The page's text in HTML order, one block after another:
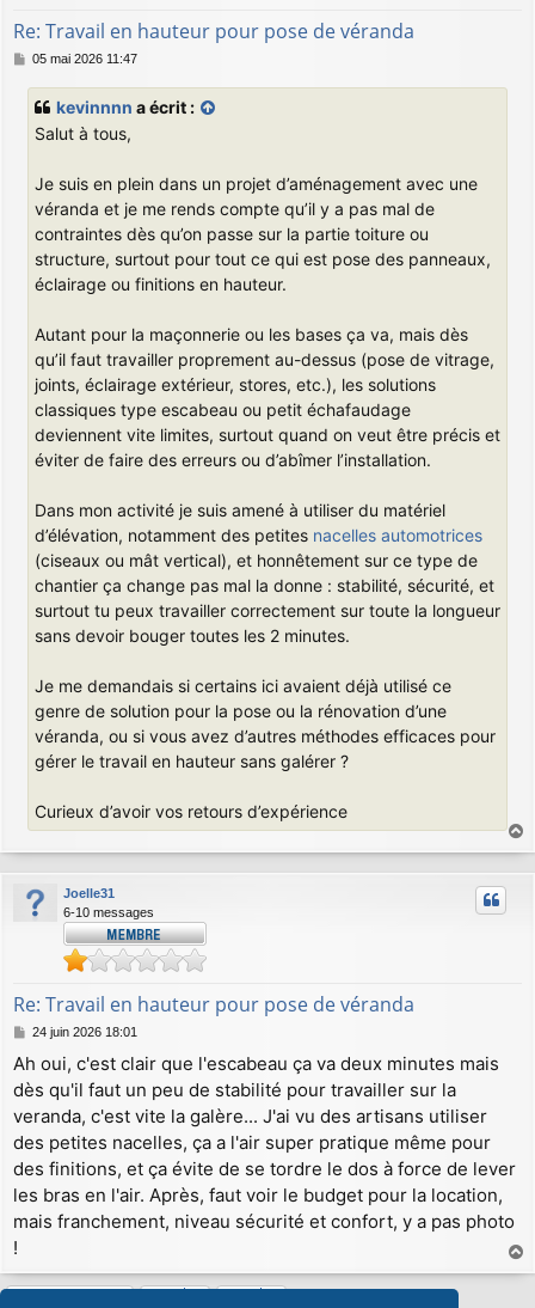
Re: Travail en hauteur pour pose de véranda
M
05 mai 2026 11:47
kevinnnn a écrit :
Salut à tous,
Je suis en plein dans un projet d’aménagement avec une
véranda et je me rends compte qu’il y a pas mal de
contraintes dès qu’on passe sur la partie toiture ou
structure, surtout pour tout ce qui est pose des panneaux,
éclairage ou finitions en hauteur.
Autant pour la maçonnerie ou les bases ça va, mais dès
qu’il faut travailler proprement au-dessus (pose de vitrage,
joints, éclairage extérieur, stores, etc.), les solutions
classiques type escabeau ou petit échafaudage
deviennent vite limites, surtout quand on veut être précis et
éviter de faire des erreurs ou d’abîmer l’installation.
Dans mon activité je suis amené à utiliser du matériel
d’élévation, notamment des petites nacelles automotrices
(ciseaux ou mât vertical), et honnêtement sur ce type de
chantier ça change pas mal la donne : stabilité, sécurité, et
surtout tu peux travailler correctement sur toute la longueur
sans devoir bouger toutes les 2 minutes.
Je me demandais si certains ici avaient déjà utilisé ce
genre de solution pour la pose ou la rénovation d’une
véranda, ou si vous avez d’autres méthodes efficaces pour
gérer le travail en hauteur sans galérer ?
Curieux d’avoir vos retours d’expérience
a
u
Joelle31
6-10 messages
Re: Travail en hauteur pour pose de véranda
M
s
s
g
e
24 juin 2026 18:01
Ah oui, c'est clair que l'escabeau ça va deux minutes mais
dès qu'il faut un peu de stabilité pour travailler sur la
veranda, c'est vite la galère... J'ai vu des artisans utiliser
des petites nacelles, ça a l'air super pratique même pour
des finitions, et ça évite de se tordre le dos à force de lever
les bras en l'air. Après, faut voir le budget pour la location,
mais franchement, niveau sécurité et confort, y a pas photo
!
a